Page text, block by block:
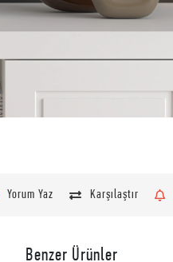
Yorum Yaz Karşılaştır
Benzer Ürünler